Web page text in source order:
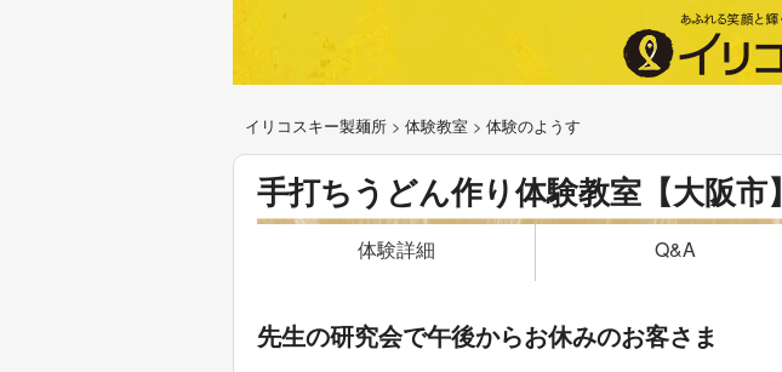
イリコスキー製麺所 > 体験教室 > 体験のようす
手打ちうどん作り体験教室【大阪市】
体験詳細 Q&A
先生の研究会で午後からお休みのお客さま